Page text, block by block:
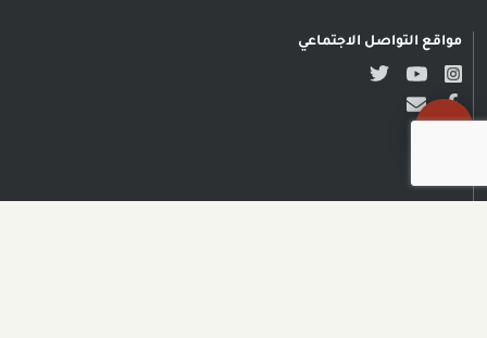
مواقع التواصل الاجتماعي